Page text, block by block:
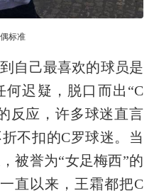
标准
自己最喜欢的球员是
迟疑，脱口而出“C
反应，许多球迷直言
不扣的C罗球迷。当
被誉为“女足梅西”的
直以来，王霜都把C